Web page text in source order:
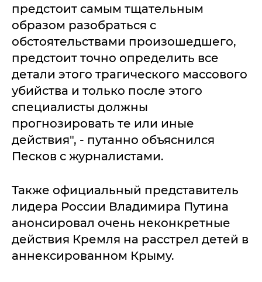
предстоит самым тщательным
образом разобраться с
обстоятельствами произошедшего,
предстоит точно определить все
детали этого трагического массового
убийства и только после этого
специалисты должны
прогнозировать те или иные
действия", - путанно объяснился
Песков с журналистами.
Также официальный представитель
лидера России Владимира Путина
анонсировал очень неконкретные
действия Кремля на расстрел детей в
аннексированном Крыму.